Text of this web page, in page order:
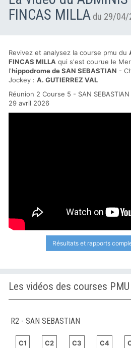
FINCAS MILLA du 29/04/
Revivez et analysez la course pmu du
FINCAS MILLA qui s'est courue le
l'hippodrome de SAN SEBASTIAN -
Jockey : A. GUTIERREZ VAL
Réunion 2 Course 5 - SAN
29 avril 2026
Résultats et rapports
R2 - SAN SEBASTIAN
C1 C2 C3 C4